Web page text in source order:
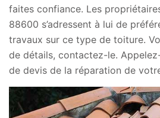
faites confiance. Les
88600 s’adressent à lui de
travaux sur ce type de toiture.
de détails, contactez-le.
de devis de la réparation de